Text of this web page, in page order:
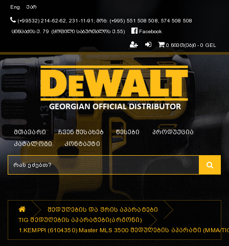
Eng ქარ
(+99532) 214-62-62, 231-11-91; მობ: (+995) 551 508 508, 574 508 508
ცინცაძის ქ. 79 (ყოფილი საბურთალოს ქ.55)
Facebook
0 ნივთ(ებ)ი - 0 GEL
მთავარი ჩვენ შესახებ წესები
პროდუქცია
კატალოგი
კონტაქტი
შედუღების და ჭრის აპარატები
TIG შედუღების აპარატები(არგონი)
1.KEMPPI (6104350) Master MLS 3500 შედუღების აპარატი (MMA/